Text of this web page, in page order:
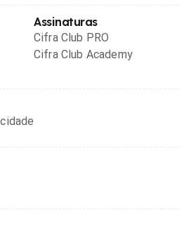
Assinaturas
Cifra Club PRO
Cifra Club Academy